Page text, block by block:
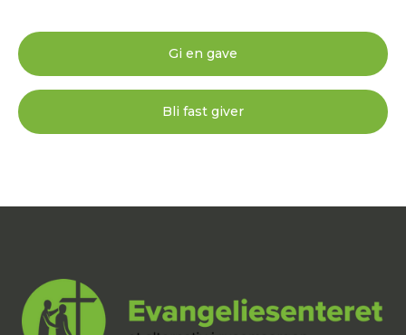
Gi en gave
Bli fast giver